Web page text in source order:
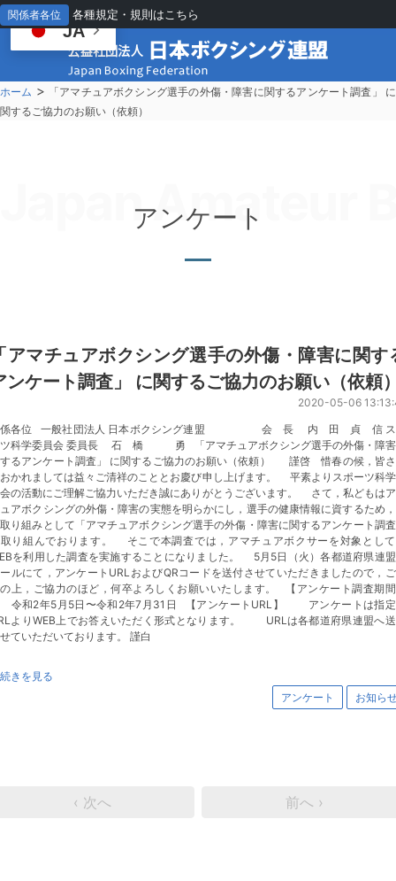
関係者各位 各種規定・規則はこちら
ホーム >
「アマチュアボクシング選手の外傷・障害に関するアンケート調査」 に
関するご協力のお願い（依頼）
Japan Amateur
アンケート
アマチュアボクシング選手の外傷・障害に関す
ンケート調査」 に関するご協力のお願い（依頼
2020-05-06
係各位 一般社団法人 日本ボクシング連盟 会 長 内 田 貞 信 ス
科学委員会 委員長 石 橋 勇 「アマチュアボクシング選手の外傷・障
るアンケート調査」 に関するご協力のお願い（依頼） 謹啓 惜春の候，皆
かれましては益々ご清祥のこととお慶び申し上げます。 平素よりスポーツ科
の活動にご理解ご協力いただき誠にありがとうございます。 さて，私どもは
アボクシングの外傷・障害の実態を明らかにし，選手の健康情報に資するため
り組みとして「アマチュアボクシング選手の外傷・障害に関するアンケート調
り組んでおります。 そこで本調査では，アマチュアボクサーを対象とし
を利用した調査を実施することになりました。 5月5日（火）各都道府県連
ルにて，アンケートURLおよびQRコードを送付させていただきましたので，
上，ご協力のほど，何卒よろしくお願いいたします。 【アンケート調査期
2年5月5日〜令和2年7月31日 【アンケートURL】 アンケートは指
よりWEB上でお答えいただく形式となります。 URLは各都道府県連盟へ
ていただいております。 謹白
続きを見る
アンケート
お知ら
‹ 次へ 前へ ›
JA